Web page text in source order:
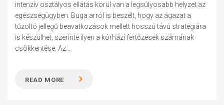
intenzív osztályos ellátás körül van a legsúlyosabb helyzet az
egészségügyben. Buga arról is beszélt, hogy az ágazat a
tűzoltó jellegű beavatkozások mellett hosszú távú stratégiára
is készülhet, szerinte ilyen a kórházi fertőzések számának
csökkentése. Az...
READ MORE